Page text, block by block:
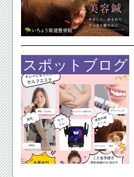
スポットブログ